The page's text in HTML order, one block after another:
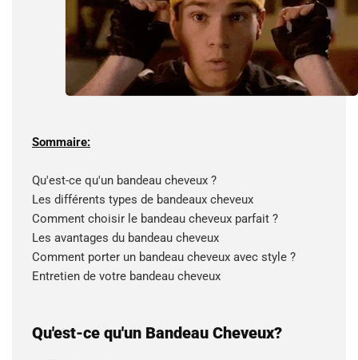
Sommaire:
Qu'est-ce qu'un bandeau cheveux ?
Les différents types de bandeaux cheveux
Comment choisir le bandeau cheveux parfait ?
Les avantages du bandeau cheveux
Comment porter un bandeau cheveux avec style ?
Entretien de votre bandeau cheveux
Qu'est-ce qu'un Bandeau Cheveux?